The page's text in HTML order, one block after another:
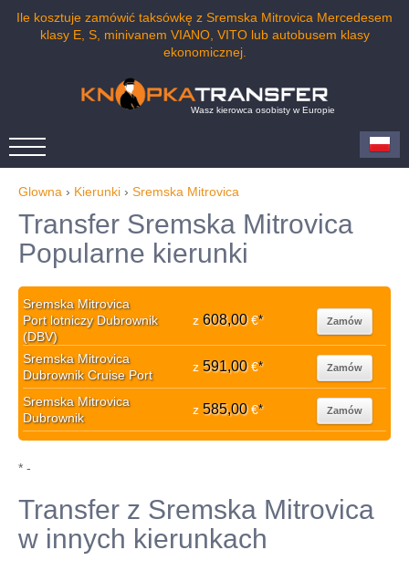
Ile kosztuje zamówić taksówkę z Sremska Mitrovica Mercedesem
klasy E, S, minivanem VIANO, VITO lub autobusem klasy
ekonomicznej.
Wasz kierowca osobisty w Europie
Glowna › Kierunki › Sremska Mitrovica
Transfer Sremska Mitrovica
Popularne kierunki
Sremska Mitrovica
Port lotniczy Dubrownik
(DBV)
z 608,00€* Zamów
Sremska Mitrovica
Dubrownik Cruise Port
z 591,00€* Zamów
Sremska Mitrovica
Dubrownik
z 585,00€* Zamów
* -
Transfer z Sremska Mitrovica
w innych kierunkach